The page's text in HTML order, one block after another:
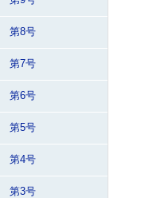
第8号
第7号
第6号
第5号
第4号
第3号